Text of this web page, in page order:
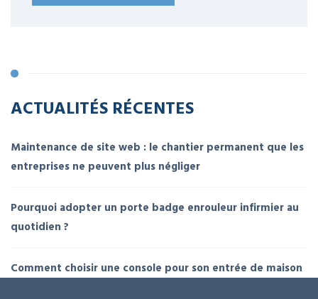
ACTUALITÉS RÉCENTES
Maintenance de site web : le chantier permanent que les
entreprises ne peuvent plus négliger
Pourquoi adopter un porte badge enrouleur infirmier au
quotidien ?
Comment choisir une console pour son entrée de maison